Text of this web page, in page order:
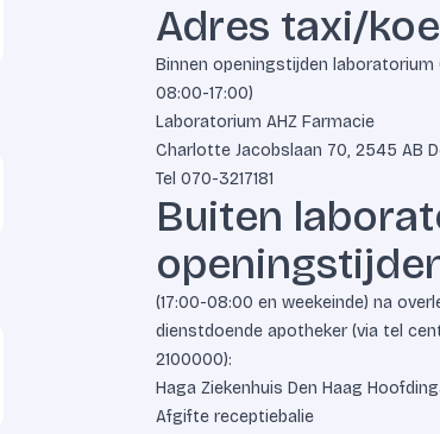
Adres taxi/
Binnen openingstijden laboratorium
08:00-17:00)
Laboratorium AHZ Farmacie
Charlotte Jacobslaan 70, 2545 AB
Tel070-3217181
Buiten
(17:00-08:00 en weekeinde) na
dienstdoende apotheker (via tel
2100000):
Haga Ziekenhuis Den Haag
Afgifte receptiebalie